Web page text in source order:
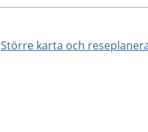
Större karta och